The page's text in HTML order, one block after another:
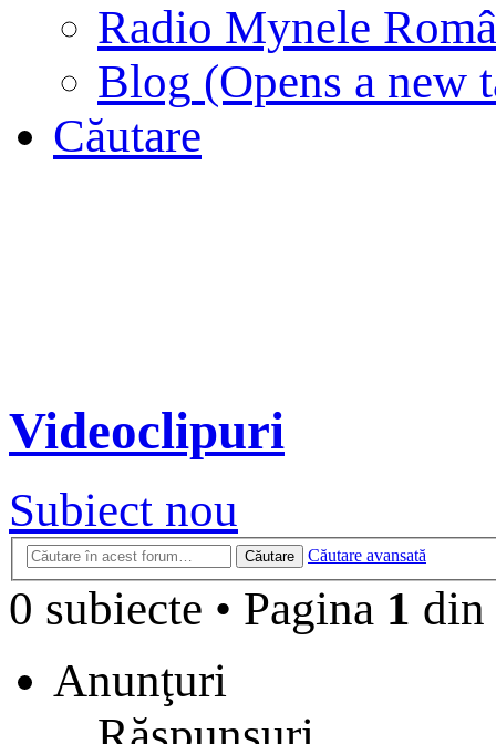
Radio Mynele
Blog (Opens a new
Căutare
Videoclipuri
Subiect nou
Căutare Căutare avansată
0 subiecte • Pagina 1 din
Anunţuri